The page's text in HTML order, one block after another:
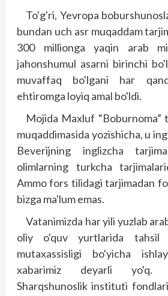
To'g'ri, Yevropa
bundan uch asr muqaddam
300 millionga yaqin arab
jahonshumul asarni birinchi
muvaffaq bo'lgani har
ehtiromga loyiq amal bo'ldi.
Mojida Maxluf “Boburnoma”
muqaddimasida yozishicha, u
Beverijning inglizcha
olimlarning turkcha
Ammo fors tilidagi tarjimadan
bizga ma'lum emas.
Vatanimizda har yili yuzlab
oliy o'quv yurtlarida
mutaxassisligi bo'yicha
xabarimiz deyarli yo'q.
Sharqshunoslik instituti